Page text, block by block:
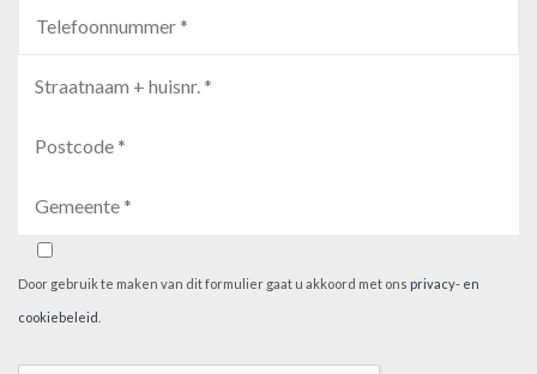
Door gebruik te maken van dit formulier gaat u akkoord met ons privacy- en
cookiebeleid